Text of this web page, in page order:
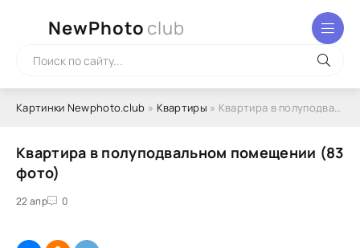
NewPhoto club
Картинки Newphoto.club » Квартиры » Квартира в полуподвальном помещении (83 фото)
Квартира в полуподвальном помещении (83
фото)
22 апр 0